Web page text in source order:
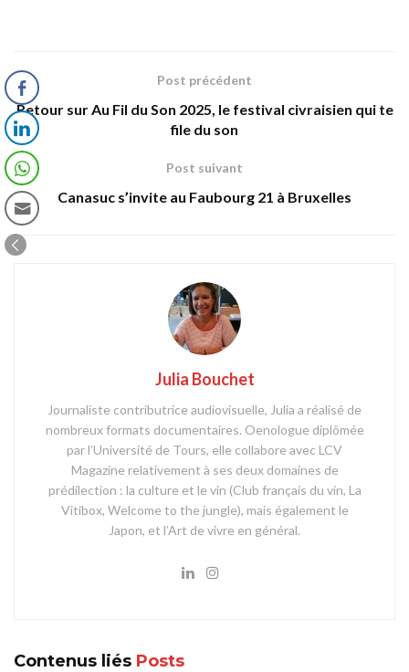
Post précédent
Retour sur Au Fil du Son 2025, le festival civraisien qui te
file du son
Post suivant
Canasuc s’invite au Faubourg 21 à Bruxelles
Julia Bouchet
Journaliste contributrice audiovisuelle, Julia a réalisé de
nombreux formats documentaires. Oenologue diplômée
par l’Université de Tours, elle collabore avec LCV
Magazine relativement à ses deux domaines de
prédilection : la culture et le vin (Club français du vin, La
Vitibox, Welcome to the jungle), mais également le
Japon, et l’Art de vivre en général.
Contenus liés Posts